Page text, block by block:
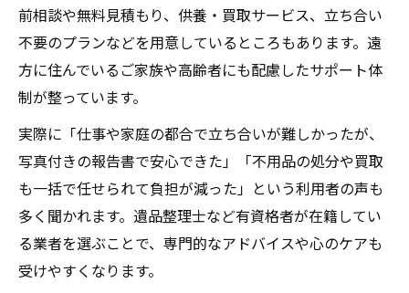
前相談や無料見積もり、供養・買取サービス、立ち合い
不要のプランなどを用意しているところもあります。遠
方に住んでいるご家族や高齢者にも配慮したサポート体
制が整っています。
実際に「仕事や家庭の都合で立ち合いが難しかったが、
写真付きの報告書で安心できた」「不用品の処分や買取
も一括で任せられて負担が減った」という利用者の声も
多く聞かれます。遺品整理士など有資格者が在籍してい
る業者を選ぶことで、専門的なアドバイスや心のケアも
受けやすくなります。